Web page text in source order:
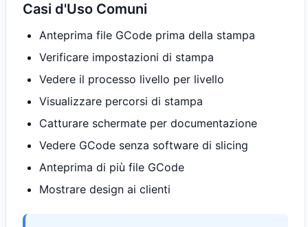
Casi d'Uso Comuni
Anteprima file GCode prima della stampa
Verificare impostazioni di stampa
Vedere il processo livello per livello
Visualizzare percorsi di stampa
Catturare schermate per documentazione
Vedere GCode senza software di slicing
Anteprima di più file GCode
Mostrare design ai clienti